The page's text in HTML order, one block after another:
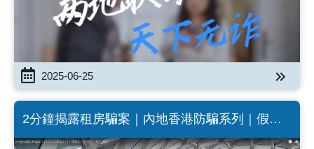
2025-06-25
2分鐘揭露租房騙案｜內地香港防騙系列｜假房
源｜假業主｜年付陷阱 (Chinese Version only)